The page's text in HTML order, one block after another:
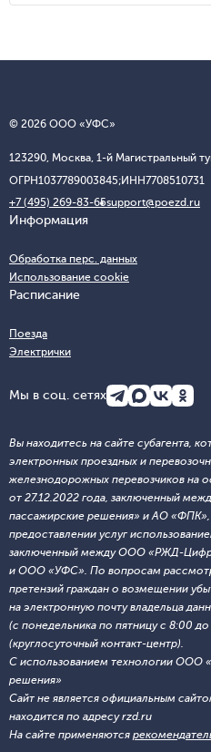
© 2026 ООО «УФС»
123290, Москва, 1-й Магистральный
ОГРН1037789003845;ИНН7708510731
+7 (495) 269-83-65support@poezd.ru
Информация
Обработка перс. данных
Использование cookie
Расписание
Поезда
Электрички
Мы в соц. сетях
Вы находитесь на сайте субагента,
электронных проездных и
железнодорожных перевозчиков на
от 27.12.2022 года, заключенный
пассажирские решения» и АО
предоставлении услуг
заключенный между ООО «РЖД-
и ООО «УФС». По вопросам
претензий граждан о возмещении
на электронную почту владельца
(с понедельника по пятницу с 8:00
(круглосуточный контакт-центр).
С использованием технологии
решения»
Сайт не является официальным
находится по адресу rzd.ru
На сайте применяются